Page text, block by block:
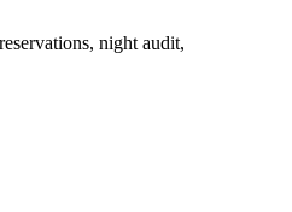
night audit,